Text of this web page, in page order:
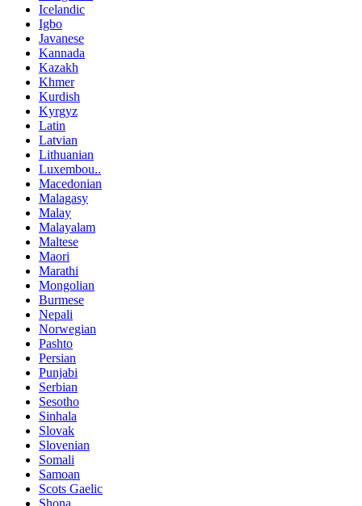
Icelandic
Igbo
Javanese
Kannada
Kazakh
Khmer
Kurdish
Kyrgyz
Latin
Latvian
Lithuanian
Luxembou..
Macedonian
Malagasy
Malay
Malayalam
Maltese
Maori
Marathi
Mongolian
Burmese
Nepali
Norwegian
Pashto
Persian
Punjabi
Serbian
Sesotho
Sinhala
Slovak
Slovenian
Somali
Samoan
Scots Gaelic
Shona